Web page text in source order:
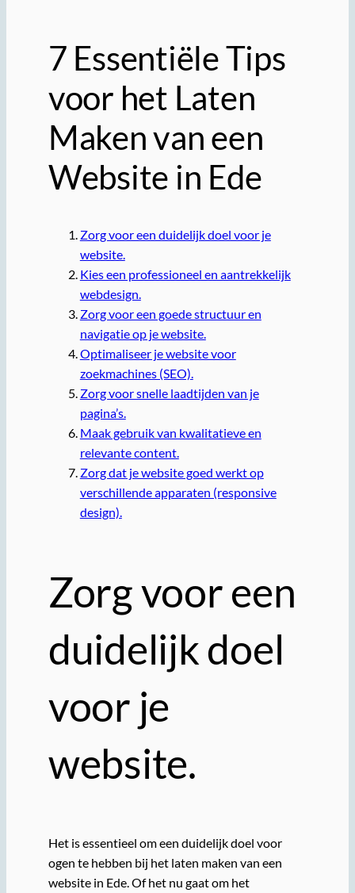
7 Essentiële Tips
voor het Laten
Maken van een
Website in Ede
Zorg voor een duidelijk doel voor je
website.
Kies een professioneel en aantrekkelijk
webdesign.
Zorg voor een goede structuur en
navigatie op je website.
Optimaliseer je website voor
zoekmachines (SEO).
Zorg voor snelle laadtijden van je
pagina’s.
Maak gebruik van kwalitatieve en
relevante content.
Zorg dat je website goed werkt op
verschillende apparaten (responsive
design).
Zorg voor een
duidelijk doel
voor je
website.
Het is essentieel om een duidelijk doel voor
ogen te hebben bij het laten maken van een
website in Ede. Of het nu gaat om het